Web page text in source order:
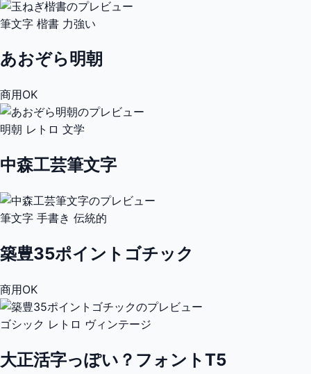
筆文字 楷書 力強い
あおぞら明朝
商用OK
明朝 レトロ 文学
中森工芸筆文字
筆文字 手書き 伝統的
築豊35ポイントゴチック
商用OK
ゴシック レトロ ヴィンテージ
大正活字っぽい？フォントT5